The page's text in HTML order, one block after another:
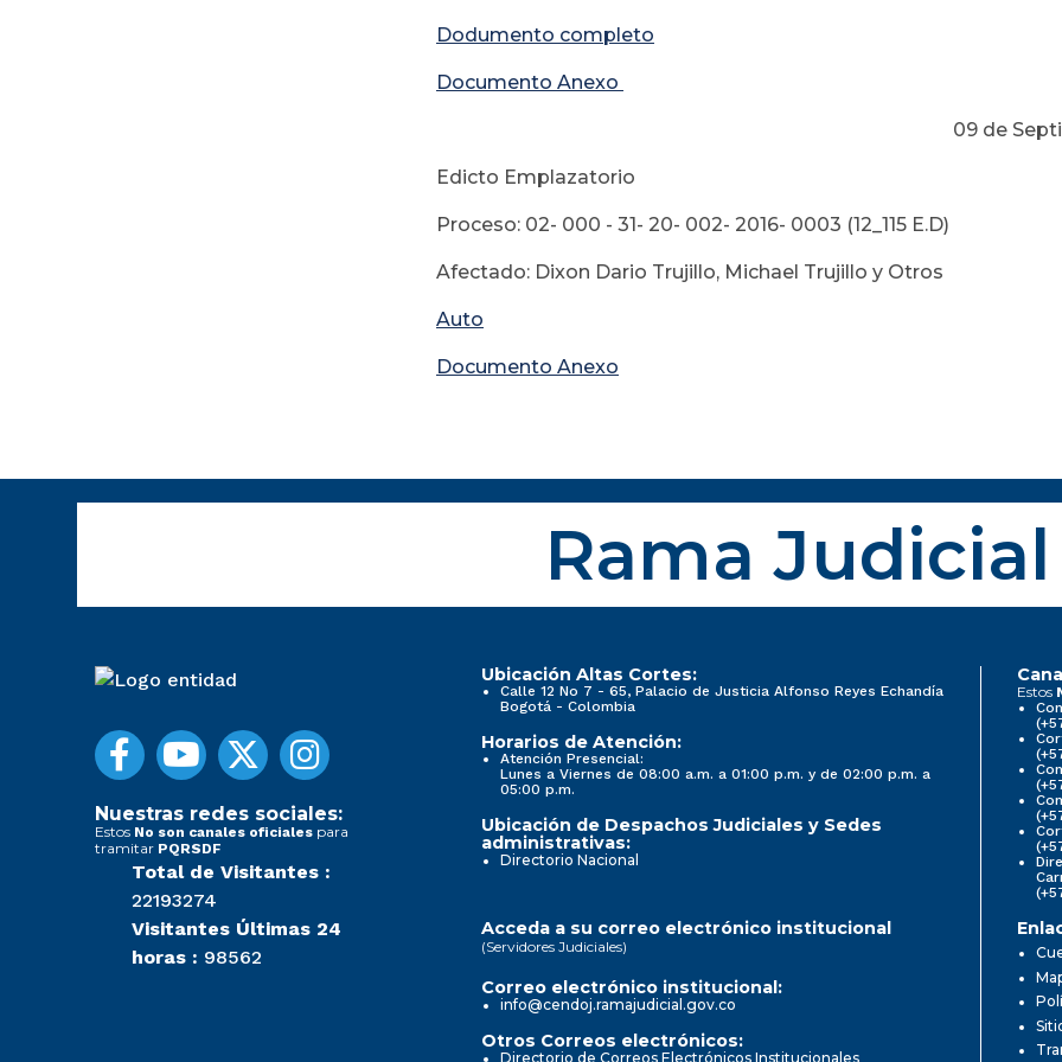
Dodumento completo
Documento Anexo
09 de Septiembre
Edicto Emplazatorio
Proceso: 02- 000 - 31- 20- 002- 2016- 0003 (12_115 E.D)
Afectado: Dixon Dario Trujillo, Michael Trujillo y Otros
Auto
Documento Anexo
Rama Judicial
Nuestras redes sociales:
Estos No son canales oficiales para
tramitar PQRSDF
Total de Visitantes :
22193274
Visitantes Últimas 24
horas : 98562
Ubicación Altas Cortes:
Calle 12 No 7 - 65, Palacio de Justicia Alfonso Reyes Echandía
Bogotá - Colombia
Horarios de Atención:
Atención Presencial:
Lunes a Viernes de 08:00 a.m. a 01:00 p.m. y de 02:00 p.m. a
05:00 p.m.
Ubicación de Despachos Judiciales y Sedes
administrativas:
Directorio Nacional
Estos
Acceda a su correo electrónico institucional
(Servidores Judiciales)
Correo electrónico institucional:
info@cendoj.ramajudicial.gov.co
Otros Correos electrónicos:
Directorio de Correos Electrónicos Institucionales